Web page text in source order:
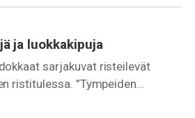
ja luokkakipuja
sarjakuvat risteilevät
ristitulessa. ”Tympeiden…